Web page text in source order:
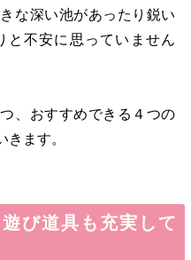
な深い池があったり鋭い
と不安に思っていません
、おすすめできる４つの
ます。
び道具も充実して